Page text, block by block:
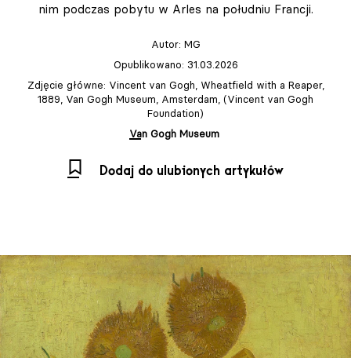
nim podczas pobytu w Arles na południu Francji.
Autor: MG
Opublikowano: 31.03.2026
Zdjęcie główne: Vincent van Gogh, Wheatfield with a Reaper,
1889, Van Gogh Museum, Amsterdam, (Vincent van Gogh
Foundation)
Van Gogh Museum
Dodaj do ulubionych artykułów